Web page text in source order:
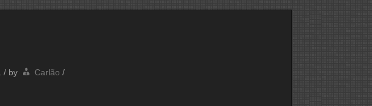
/ by Carlão /